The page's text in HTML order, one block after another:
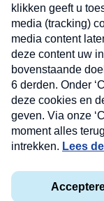
Privacyverklaring
Kwetsbaarheid
Nieuwsbrief
Neem hier een
nieuwsbrief.